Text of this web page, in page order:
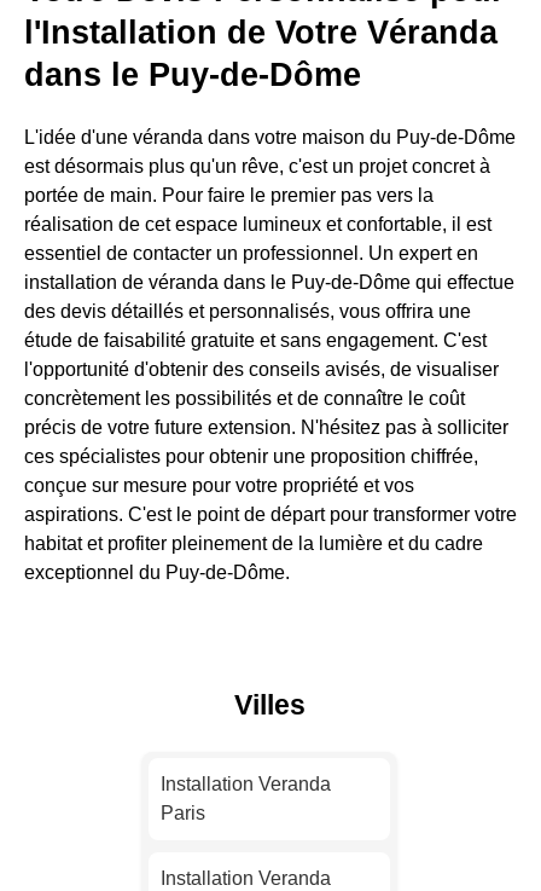
l'Installation de Votre Véranda
dans le Puy-de-Dôme
L'idée d'une véranda dans votre maison du Puy-de-Dôme
est désormais plus qu'un rêve, c'est un projet concret à
portée de main. Pour faire le premier pas vers la
réalisation de cet espace lumineux et confortable, il est
essentiel de contacter un professionnel. Un expert en
installation de véranda dans le Puy-de-Dôme qui effectue
des devis détaillés et personnalisés, vous offrira une
étude de faisabilité gratuite et sans engagement. C'est
l'opportunité d'obtenir des conseils avisés, de visualiser
concrètement les possibilités et de connaître le coût
précis de votre future extension. N'hésitez pas à solliciter
ces spécialistes pour obtenir une proposition chiffrée,
conçue sur mesure pour votre propriété et vos
aspirations. C'est le point de départ pour transformer votre
habitat et profiter pleinement de la lumière et du cadre
exceptionnel du Puy-de-Dôme.
Villes
Installation Veranda
Paris
Installation Veranda